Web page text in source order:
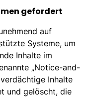
gefordert
auf
Systeme, um
Inhalte im
„Notice-and-
Inhalte
und gelöscht, die